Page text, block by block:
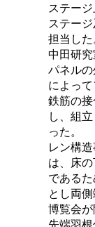
ステー
ステー
担当し
中田研
パネル
によっ
鉄筋の
し、組
った。
レン構
は、床
である
とし両
博覧会